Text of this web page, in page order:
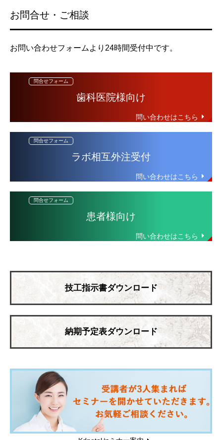
お問合せ・ご相談
お問い合わせフォームより24時間受付中です。
歯科医院様向け
ラボ相互外注受付
患者様向け
技工指示書ダウンロード
納期予定表ダウンロード